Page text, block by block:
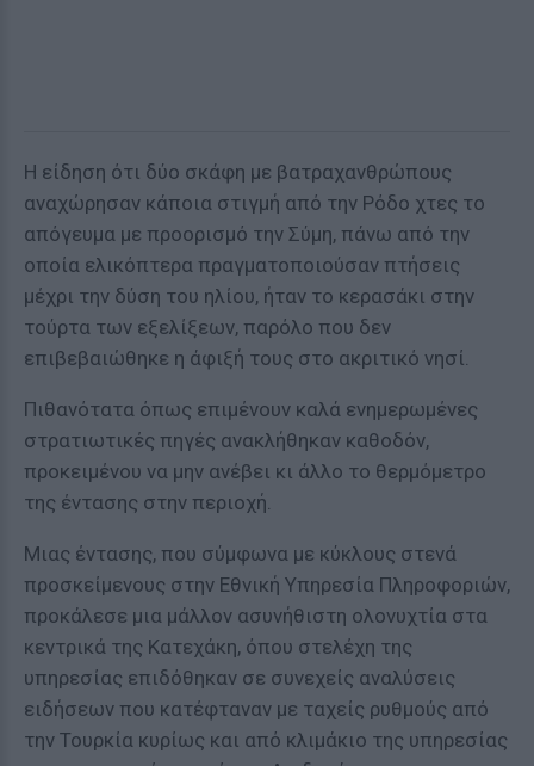
Η είδηση ότι δύο σκάφη με βατραχανθρώπους
αναχώρησαν κάποια στιγμή από την Ρόδο χτες το
απόγευμα με προορισμό την Σύμη, πάνω από την
οποία ελικόπτερα πραγματοποιούσαν πτήσεις
μέχρι την δύση του ηλίου, ήταν το κερασάκι στην
τούρτα των εξελίξεων, παρόλο που δεν
επιβεβαιώθηκε η άφιξή τους στο ακριτικό νησί.
Πιθανότατα όπως επιμένουν καλά ενημερωμένες
στρατιωτικές πηγές ανακλήθηκαν καθοδόν,
προκειμένου να μην ανέβει κι άλλο το θερμόμετρο
της έντασης στην περιοχή.
Μιας έντασης, που σύμφωνα με κύκλους στενά
προσκείμενους στην Εθνική Υπηρεσία Πληροφοριών,
προκάλεσε μια μάλλον ασυνήθιστη ολονυχτία στα
κεντρικά της Κατεχάκη, όπου στελέχη της
υπηρεσίας επιδόθηκαν σε συνεχείς αναλύσεις
ειδήσεων που κατέφταναν με ταχείς ρυθμούς από
την Τουρκία κυρίως και από κλιμάκιο της υπηρεσίας